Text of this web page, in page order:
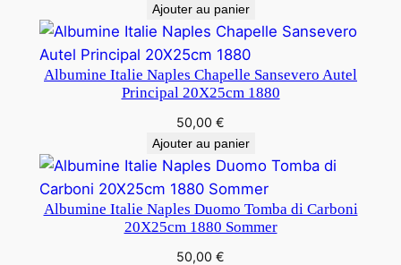
Ajouter au panier
Albumine Italie Naples Chapelle Sansevero Autel
Principal 20X25cm 1880
50,00 €
Ajouter au panier
Albumine Italie Naples Duomo Tomba di Carboni
20X25cm 1880 Sommer
50,00 €